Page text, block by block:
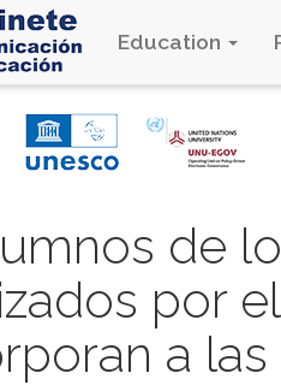
Education
de
por
a